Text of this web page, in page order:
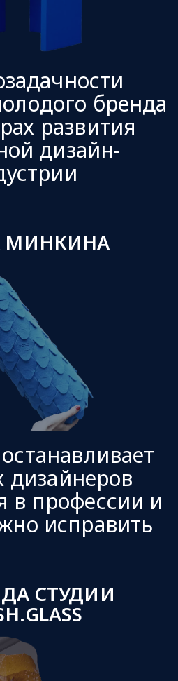
бренда
развития
дизайн-
МИНКИНА
в профессии и
исправить
СТУДИИ